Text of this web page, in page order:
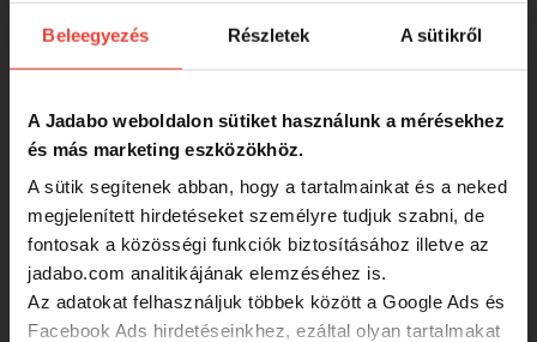
Beleegyezés Részletek A sütikről
A Jadabo weboldalon sütiket használunk a mérésekhez
és más marketing eszközökhöz.
A sütik segítenek abban, hogy a tartalmainkat és a neked
megjelenített hirdetéseket személyre tudjuk szabni, de
fontosak a közösségi funkciók biztosításához illetve az
jadabo.com analitikájának elemzéséhez is.
Az adatokat felhasználjuk többek között a Google Ads és
Facebook Ads hirdetéseinkhez, ezáltal olyan tartalmakat
SZINTÉN KIVÁLÓAK
-15% 2 209 Ft
Valentin Lures gömb cheburaska 40g